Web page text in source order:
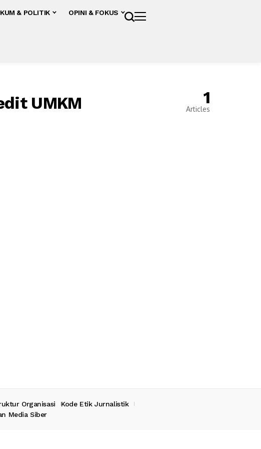
& POLITIK OPINI & FOKUS
UMKM 1
Articles
Organisasi
Kode Etik Jurnalistik
Media Siber